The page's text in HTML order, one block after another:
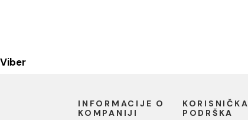
Viber
INFORMACIJE O
KOMPANIJI
KORISNIČKA
PODRŠKA